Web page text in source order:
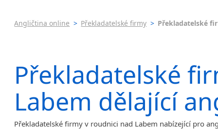
Olomouc
Jihlava
malá města podle abecedy
Benátky nad Jizerou
Blatnice
Blatnička
Angličtina online > Překladatelské firmy > Překladatelské
Překladatelské
Labem dělající
Překladatelské firmy v roudnici nad Labem nabízející pro